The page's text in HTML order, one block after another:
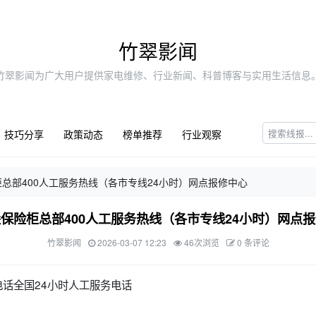
竹翠影闻
翠影闻为广大用户提供家电维修、行业新闻、科普博客与实用生活信息。
技巧分享 政策动态 榜单推荐 行业观察
部400人工服务热线（各市专线24小时）网点报修中心
险柜总部400人工服务热线（各市专线24小时）网点
竹翠影闻 2026-03-07 12:23 46次浏览 0 条评论
全国24小时人工服务电话